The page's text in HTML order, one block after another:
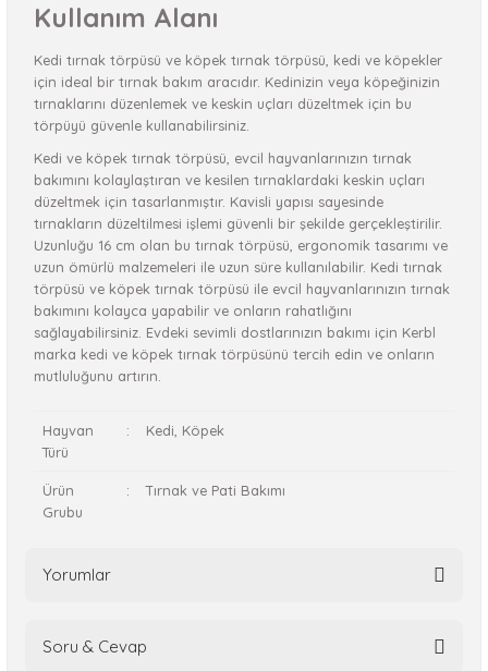
Kullanım Alanı
Kedi tırnak törpüsü ve köpek tırnak törpüsü, kedi ve köpekler
için ideal bir tırnak bakım aracıdır. Kedinizin veya köpeğinizin
tırnaklarını düzenlemek ve keskin uçları düzeltmek için bu
törpüyü güvenle kullanabilirsiniz.
Kedi ve köpek tırnak törpüsü, evcil hayvanlarınızın tırnak
bakımını kolaylaştıran ve kesilen tırnaklardaki keskin uçları
düzeltmek için tasarlanmıştır. Kavisli yapısı sayesinde
tırnakların düzeltilmesi işlemi güvenli bir şekilde gerçekleştirilir.
Uzunluğu 16 cm olan bu tırnak törpüsü, ergonomik tasarımı ve
uzun ömürlü malzemeleri ile uzun süre kullanılabilir. Kedi tırnak
törpüsü ve köpek tırnak törpüsü ile evcil hayvanlarınızın tırnak
bakımını kolayca yapabilir ve onların rahatlığını
sağlayabilirsiniz. Evdeki sevimli dostlarınızın bakımı için Kerbl
marka kedi ve köpek tırnak törpüsünü tercih edin ve onların
mutluluğunu artırın.
Hayvan
Türü
: Kedi, Köpek
Ürün
Grubu
: Tırnak ve Pati Bakımı
Yorumlar
Soru & Cevap